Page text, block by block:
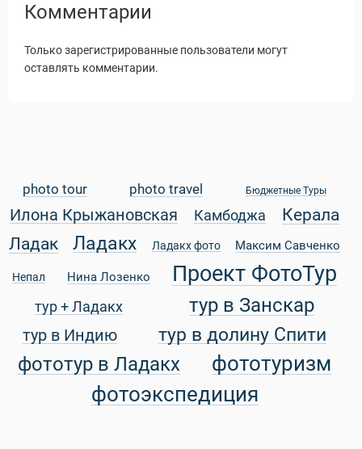
Комментарии
Только зарегистрированные пользователи могут
оставлять комментарии.
photo tour photo travel Бюджетные Туры
Илона Крыжановская Камбоджа
Керала
Ладак
Ладакх Ладакх фото Максим Савченко
Непал Нина Лозенко Проект ФотоТур
тур + Ладакх тур в Занскар
тур в Индию тур в долину Спити
фототур в Ладакх
фототуризм
фотоэкспедиция